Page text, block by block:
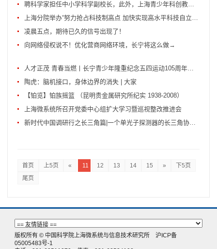
聘科学家担任中小学科学副校长，此外，上海青少年科创教育还能做些啥？
上海分院举办“努力抢占科技制高点 加快实现高水平科技自立自强”研究所党政正职调...
凌晨五点，期待已久的信号出现了！
向网络侵权说不！优化营商网络环境，长宁将这么做→
人才正茂 青春当燃丨长宁青少年隆重纪念五四运动105周年暨建团102周年
陶虎：脑机接口，身体边界的消失 | 大家
【铂览】铂族摇篮 （昆明贵金属研究所纪实 1938-2008）
上海微系统所召开党委中心组扩大学习暨巡视整改推进会
新时代中国调研行之长三角篇|一个单光子探测器的长三角协同创新之旅
首页 上5页 « 11 12 13 14 15 »
下5页
尾页
版权所有 © 中国科学院上海微系统与信息技术研究所 沪ICP备
05005483号-1